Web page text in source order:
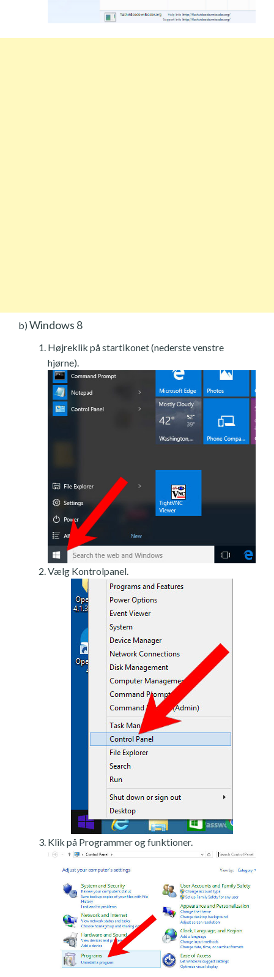
b) Windows 8
Højreklik på startikonet (nederste venstre
hjørne).
Vælg Kontrolpanel.
Klik på Programmer og funktioner.